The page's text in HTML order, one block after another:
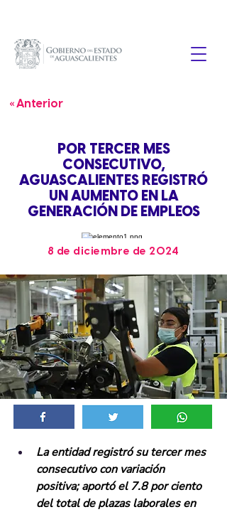
« Anterior
POR TERCER MES
CONSECUTIVO,
AGUASCALIENTES REGISTRÓ
UN AUMENTO EN LA
GENERACIÓN DE EMPLEOS
8 de diciembre de 2024
La entidad registró su tercer mes
consecutivo con variación
positiva; aportó el 7.8 por ciento
del total de plazas laborales en